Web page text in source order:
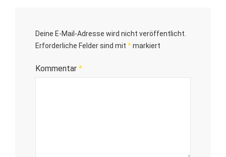
Deine E-Mail-Adresse wird nicht veröffentlicht.
Erforderliche Felder sind mit *markiert
Kommentar *